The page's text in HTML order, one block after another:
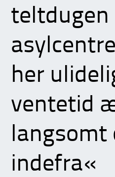
teltdugen
her
ventetid
langsomt
indefra«